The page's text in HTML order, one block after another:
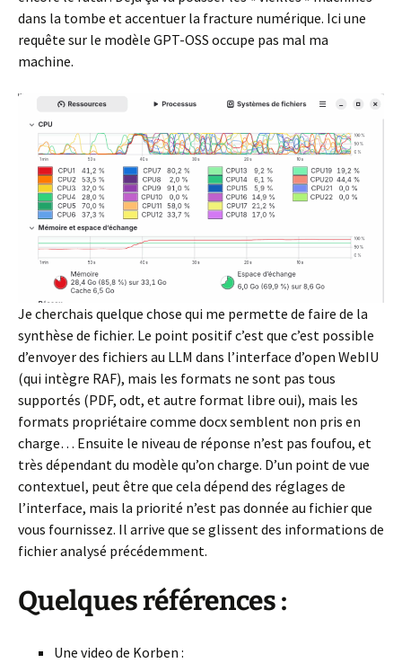
dans la tombe et accentuer la fracture numérique. Ici une
requête sur le modèle GPT-OSS occupe pas mal ma
machine.
Je cherchais quelque chose qui me permette de faire de la
synthèse de fichier. Le point positif c’est que c’est possible
d’envoyer des fichiers au LLM dans l’interface d’open WebIU
(qui intègre RAF), mais les formats ne sont pas tous
supportés (PDF, odt, et autre format libre oui), mais les
formats propriétaire comme docx semblent non pris en
charge… Ensuite le niveau de réponse n’est pas foufou, et
très dépendant du modèle qu’on charge. D’un point de vue
contextuel, peut être que cela dépend des réglages de
l’interface, mais la priorité n’est pas donnée au fichier que
vous fournissez. Il arrive que se glissent des informations de
fichier analysé précédemment.
Quelques références :
Une video de Korben :